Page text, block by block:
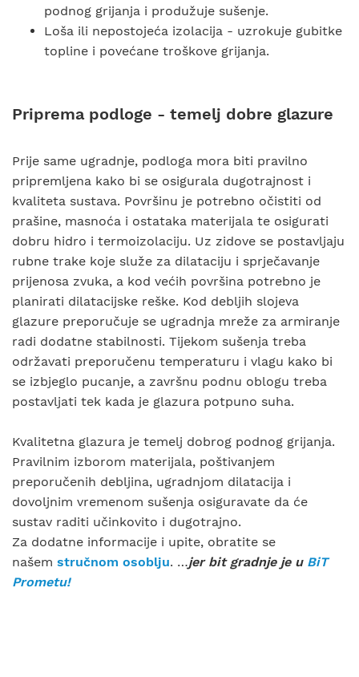
podnog grijanja i produžuje sušenje.
Loša ili nepostojeća izolacija - uzrokuje gubitke
topline i povećane troškove grijanja.
Priprema podloge - temelj dobre glazure
Prije same ugradnje, podloga mora biti pravilno
pripremljena kako bi se osigurala dugotrajnost i
kvaliteta sustava. Površinu je potrebno očistiti od
prašine, masnoća i ostataka materijala te osigurati
dobru hidro i termoizolaciju. Uz zidove se postavljaju
rubne trake koje služe za dilataciju i sprječavanje
prijenosa zvuka, a kod većih površina potrebno je
planirati dilatacijske reške. Kod debljih slojeva
glazure preporučuje se ugradnja mreže za armiranje
radi dodatne stabilnosti. Tijekom sušenja treba
održavati preporučenu temperaturu i vlagu kako bi
se izbjeglo pucanje, a završnu podnu oblogu treba
postavljati tek kada je glazura potpuno suha.
Kvalitetna glazura je temelj dobrog podnog grijanja.
Pravilnim izborom materijala, poštivanjem
preporučenih debljina, ugradnjom dilatacija i
dovoljnim vremenom sušenja osiguravate da će
sustav raditi učinkovito i dugotrajno.
Za dodatne informacije i upite, obratite se
našem stručnom osoblju. …jer bit gradnje je u BiT
Prometu!